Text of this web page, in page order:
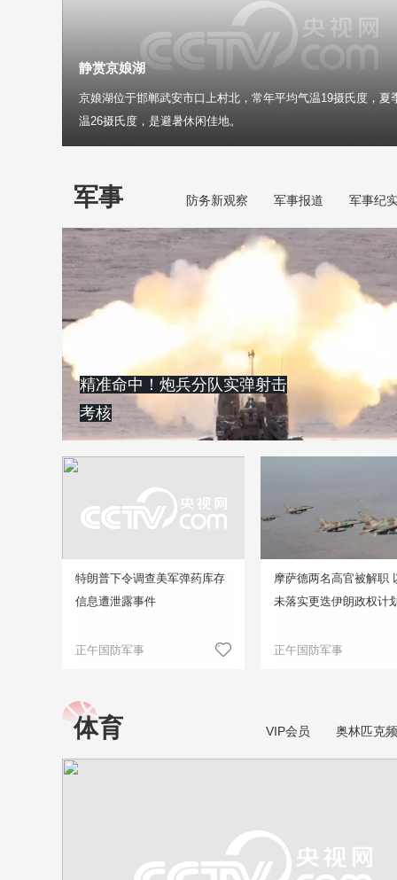
静赏京娘湖
京娘湖位于邯郸武安市口上村北，常年平均气温19摄氏度，夏
温26摄氏度，是避暑休闲佳地。
军事 防务新观察 军事报道 军事纪
精准命中！炮兵分队实弹射击
考核
特朗普下令调查美军弹药库存
信息遭泄露事件
正午国防军事
摩萨德两名高官被解职
未落实更迭伊朗政权计
正午国防军事
体育 VIP会员 奥林匹克